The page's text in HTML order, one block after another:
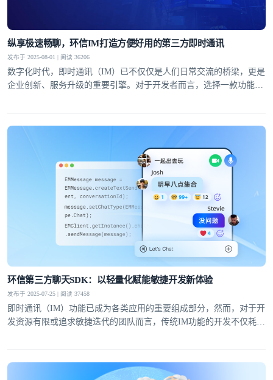
纵享极速畅聊，环信IM打造方便好用的第三方即时通讯
发布于 2025-08-01 | 阅读 36206
数字化时代，即时通讯（IM）已不仅仅是人们日常交流的桥梁，更是
企业创新、服务升级的重要引擎。对于开发者而言，选择一款功能完
效率，降低运维成本。
环信第三方聊天SDK：以轻量化赋能敏捷开发新体验
发布于 2025-07-25 | 阅读 37458
即时通讯（IM）功能已成为各类应用的重要组成部分，然而，对于开
发资源有限或追求敏捷迭代的团队而言，传统IM功能的开发不仅耗时